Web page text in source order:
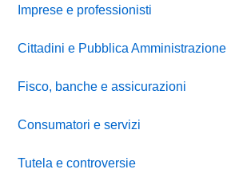
Imprese e professionisti
Cittadini e Pubblica Amministrazione
Fisco, banche e assicurazioni
Consumatori e servizi
Tutela e controversie